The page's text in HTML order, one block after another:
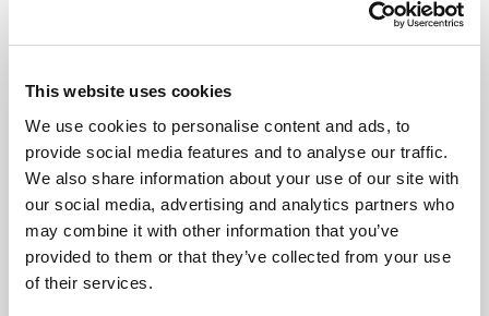
This website uses cookies
We use cookies to personalise content and ads, to
provide social media features and to analyse our traffic.
We also share information about your use of our site with
our social media, advertising and analytics partners who
may combine it with other information that you’ve
provided to them or that they’ve collected from your use
of their services.
Confidențialitate*
Sunt de acord ca Elian Solutions S.R.L. sa stocheze si
sa proceseze datele mele personale conform Politicii
de Confidențialitatepe care am citit-o si am inteles-o.
Sunt de acord